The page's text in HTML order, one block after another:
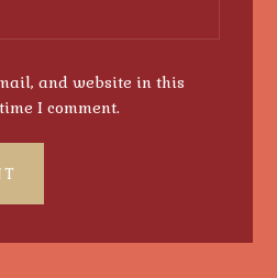
and website in this
I comment.